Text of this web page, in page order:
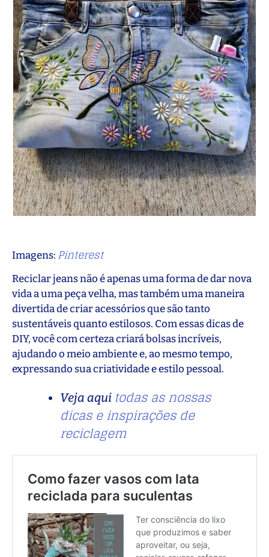
Imagens: Pinterest
Reciclar jeans não é apenas uma forma de dar nova
vida a uma peça velha, mas também uma maneira
divertida de criar acessórios que são tanto
sustentáveis quanto estilosos. Com essas dicas de
DIY, você com certeza criará bolsas incríveis,
ajudando o meio ambiente e, ao mesmo tempo,
expressando sua criatividade e estilo pessoal.
Veja aqui todas as nossas
dicas e inspirações de
reciclagem